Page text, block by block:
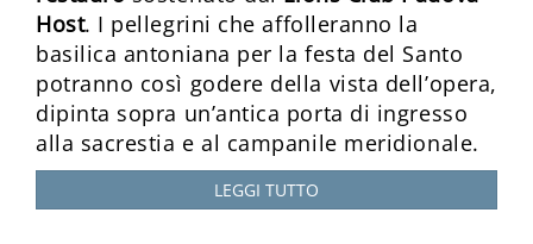
Host. I pellegrini che affolleranno la
basilica antoniana per la festa del Santo
potranno così godere della vista dell’opera,
dipinta sopra un’antica porta di ingresso
alla sacrestia e al campanile meridionale.
LEGGI TUTTO